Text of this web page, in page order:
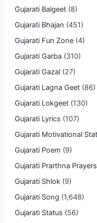
Gujarati Balgeet(8)
Gujarati Bhajan (451)
Gujarati Fun Zone(4)
Gujarati Garba (310)
Gujarati Gazal(27)
Gujarati Lagna Geet(86)
Gujarati Lokgeet(130)
Gujarati Lyrics (107)
Gujarati Motivational
Gujarati Poem (9)
Gujarati Prarthna Prayers
Gujarati Shlok(9)
Gujarati Song (1,648)
Gujarati Status (56)